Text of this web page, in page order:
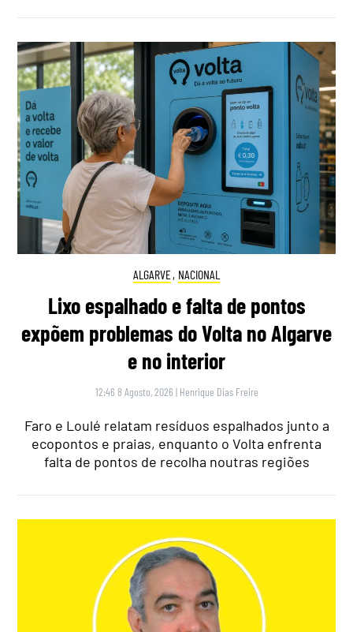
ALGARVE, NACIONAL
Lixo espalhado e falta de pontos
expõem problemas do Volta no Algarve
e no interior
12:46 8 Agosto, 2026 | Henrique Dias Freire
Faro e Loulé relatam resíduos espalhados junto a
ecopontos e praias, enquanto o Volta enfrenta
falta de pontos de recolha noutras regiões